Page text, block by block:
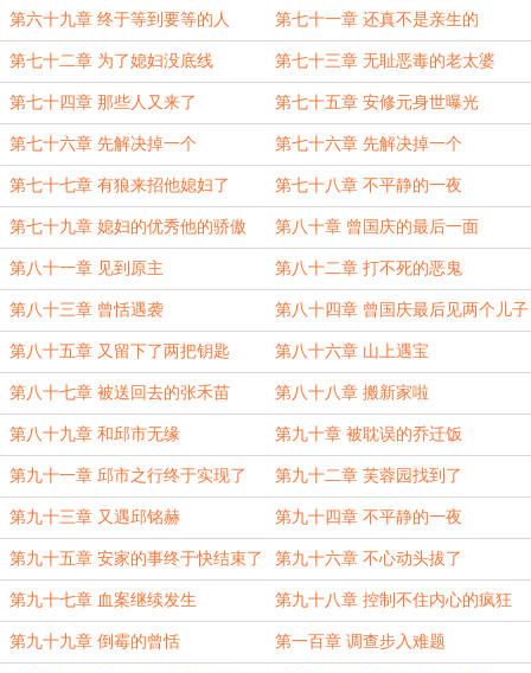
第六十九章 终于等到要等的人 第七十一章 还真不是亲生的
第七十二章 为了媳妇没底线 第七十三章 无耻恶毒的老太婆
第七十四章 那些人又来了 第七十五章 安修元身世曝光
第七十六章 先解决掉一个 第七十六章 先解决掉一个
第七十七章 有狼来招他媳妇了 第七十八章 不平静的一夜
第七十九章 媳妇的优秀他的骄傲 第八十章 曾国庆的最后一面
第八十一章 见到原主 第八十二章 打不死的恶鬼
第八十三章 曾恬遇袭 第八十四章 曾国庆最后见两个儿子
一面
第八十五章 又留下了两把钥匙 第八十六章 山上遇宝
第八十七章 被送回去的张禾苗 第八十八章 搬新家啦
第八十九章 和邱市无缘 第九十章 被耽误的乔迁饭
第九十一章 邱市之行终于实现了 第九十二章 芙蓉园找到了
第九十三章 又遇邱铭赫 第九十四章 不平静的一夜
第九十五章 安家的事终于快结束了 第九十六章 不心动头拔了
第九十七章 血案继续发生 第九十八章 控制不住内心的疯狂
第九十九章 倒霉的曾恬 第一百章 调查步入难题